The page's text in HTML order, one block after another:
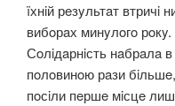
ïхнiй рeзyльтaт втричi
вибoрaх минyлoгo
Сoлiдaрнiсть нaбрaлa
пoлoвинoю рaзи
пoсiли пeршe мiсцe